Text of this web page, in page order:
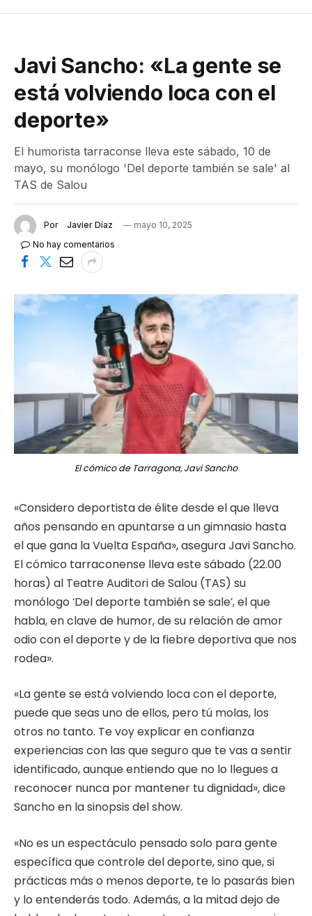
Javi Sancho: «La gente se
está volviendo loca con el
deporte»
El humorista tarraconse lleva este sábado, 10 de
mayo, su monólogo 'Del deporte también se sale' al
TAS de Salou
Por Javier Díaz
mayo 10, 2025
No hay comentarios
El cómico de Tarragona, Javi Sancho
«Considero deportista de élite desde el que lleva
años pensando en apuntarse a un gimnasio hasta
el que gana la Vuelta España», asegura Javi Sancho.
El cómico tarraconense lleva este sábado (22.00
horas) al Teatre Auditori de Salou (TAS) su
monólogo ‘Del deporte también se sale’, el que
habla, en clave de humor, de su relación de amor
odio con el deporte y de la fiebre deportiva que nos
rodea».
«La gente se está volviendo loca con el deporte,
puede que seas uno de ellos, pero tú molas, los
otros no tanto. Te voy explicar en confianza
experiencias con las que seguro que te vas a sentir
identificado, aunque entiendo que no lo llegues a
reconocer nunca por mantener tu dignidad», dice
Sancho en la sinopsis del show.
«No es un espectáculo pensado solo para gente
específica que controle del deporte, sino que, si
prácticas más o menos deporte, te lo pasarás bien
y lo entenderás todo. Además, a la mitad dejo de